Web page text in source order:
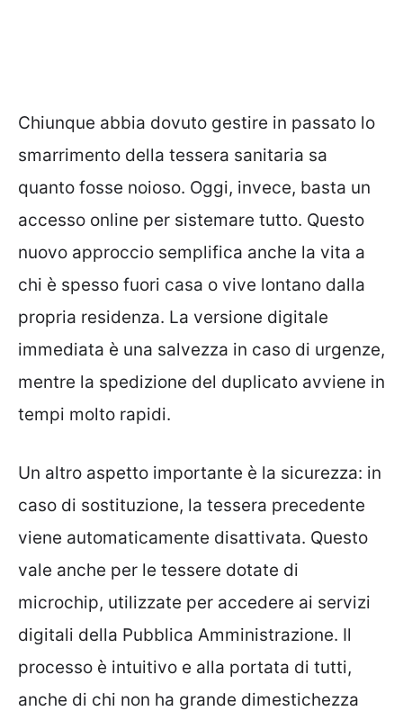
Chiunque abbia dovuto gestire in passato lo
smarrimento della tessera sanitaria sa
quanto fosse noioso. Oggi, invece, basta un
accesso online per sistemare tutto. Questo
nuovo approccio semplifica anche la vita a
chi è spesso fuori casa o vive lontano dalla
propria residenza. La versione digitale
immediata è una salvezza in caso di urgenze,
mentre la spedizione del duplicato avviene in
tempi molto rapidi.
Un altro aspetto importante è la sicurezza: in
caso di sostituzione, la tessera precedente
viene automaticamente disattivata. Questo
vale anche per le tessere dotate di
microchip, utilizzate per accedere ai servizi
digitali della Pubblica Amministrazione. Il
processo è intuitivo e alla portata di tutti,
anche di chi non ha grande dimestichezza